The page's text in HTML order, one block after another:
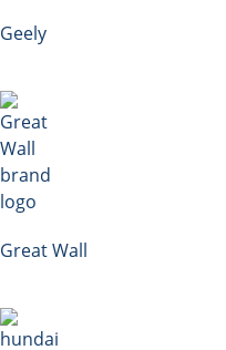
Geely
Great Wall